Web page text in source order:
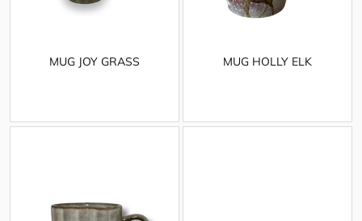
MUG JOY GRASS MUG HOLLY ELK